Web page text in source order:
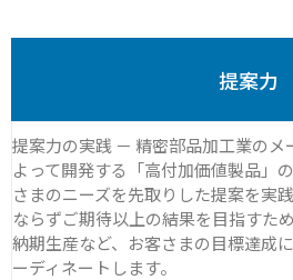
提案力
提案力の実践 － 精密部品加工業の
よって開発する「高付加価値製品」
さまのニーズを先取りした提案を実
ならずご期待以上の結果を目指すた
納期生産など、お客さまの目標達成
ーディネートします。